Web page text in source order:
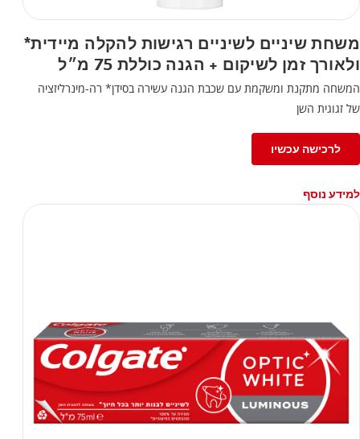
משחת שיניים לשיניים רגישות להקלה מיידית*
ולאורך זמן לשיקום + הגנה כוללת 75 מ״ל
המשחה מתקנת ומשקמת עם שכבת הגנה עשירה בסידן* רה-מינרליזציה
של זגוגית השן
לרכישה עכשיו
למידע נוסף